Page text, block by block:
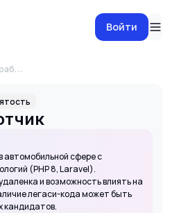
Войти
автомобильной сфере с
(PHP 8, Laravel).
и возможность влиять на
легаси-кода может быть
кандидатов.